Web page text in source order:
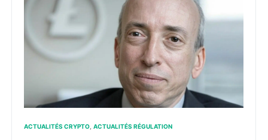
ACTUALITÉS CRYPTO ACTUALITÉS RÉGULATION